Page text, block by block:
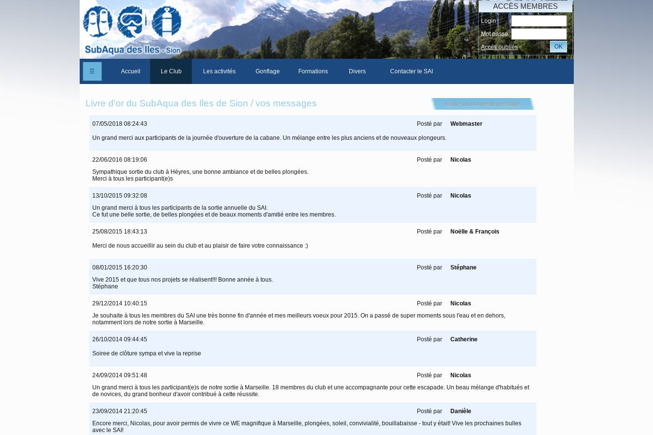
ACCÈS MEMBRES
Login
Mot passe
Accés oubliés
OK
☰ Accueil Le Club
Le domaine des Iles
Les activités Gonflage Formations Divers Contacter le SAI
Livre d'or du SubAqua des Iles de Sion / vos messages Ecrire un nouveau message
07/05/2018 08:24:43 Posté par Webmaster
Un grand merci aux participants de la journée d'ouverture de la cabane. Un mélange entre les plus anciens et de nouveaux plongeurs.
22/06/2016 08:19:06 Posté par
Nicolas
Sympathique sortie du club à Hèyres, une bonne ambiance et de belles plongées.
Merci à tous les participant(e)s
13/10/2015 09:32:08 Posté par
Nicolas
Un grand merci à tous les participants de la sortie annuelle du SAI.
Ce fut une belle sortie, de belles plongées et de beaux moments d'amitié entre les membres.
25/08/2015 18:43:13 Posté par Noëlle & François
Merci de nous accueillir au sein du club et au plaisir de faire votre connaissance :)
08/01/2015 16:20:30 Posté par
Stéphane
Vive 2015 et que tous nos projets se réalisent!!! Bonne année à tous.
Stéphane
29/12/2014 10:40:15 Posté par
Nicolas
Je souhaite à tous les membres du SAI une très bonne fin d'année et mes meilleurs voeux pour 2015. On a passé de super moments sous l'eau et en dehors,
notamment lors de notre sortie à Marseille.
26/10/2014 09:44:45 Posté par Catherine
Soiree de clôture sympa et vive la reprise
24/09/2014 09:51:48 Posté par
Nicolas
Un grand merci à tous les participant(e)s de notre sortie à Marseille. 18 membres du club et une accompagnante pour cette escapade. Un beau mélange d'habitués et
de novices, du grand bonheur d'avoir contribué à cette réussite.
23/09/2014 21:20:45 Posté par
Danièle
Encore merci, Nicolas, pour avoir permis de vivre ce WE magnifique à Marseille, plongées, soleil, convivialité, bouillabaisse - tout y était! Vive les prochaines bulles
avec le SAI!